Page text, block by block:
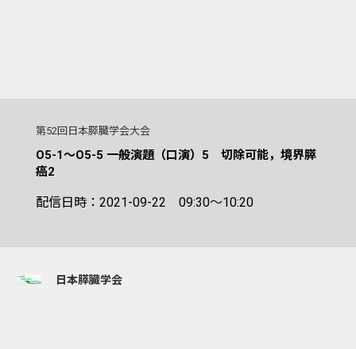
第52回日本膵臓学会大会
O5-1～O5-5 一般演題（口演）5 切除可能，境界膵
癌2
配信日時：2021-09-22 09:30～10:20
日本膵臓学会